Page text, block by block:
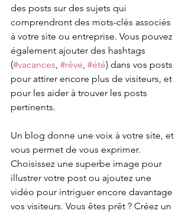
des posts sur des sujets qui
comprendront des mots-clés associés
à votre site ou entreprise. Vous pouvez
également ajouter des hashtags
(#vacances, #rêve, #été) dans vos posts
pour attirer encore plus de visiteurs, et
pour les aider à trouver les posts
pertinents.
Un blog donne une voix à votre site, et
vous permet de vous exprimer.
Choisissez une superbe image pour
illustrer votre post ou ajoutez une
vidéo pour intriguer encore davantage
vos visiteurs. Vous êtes prêt ? Créez un